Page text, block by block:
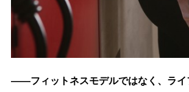
――フィットネスモデルではなく、ライ